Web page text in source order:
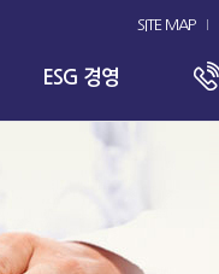
SITE MAP
ESG 경영